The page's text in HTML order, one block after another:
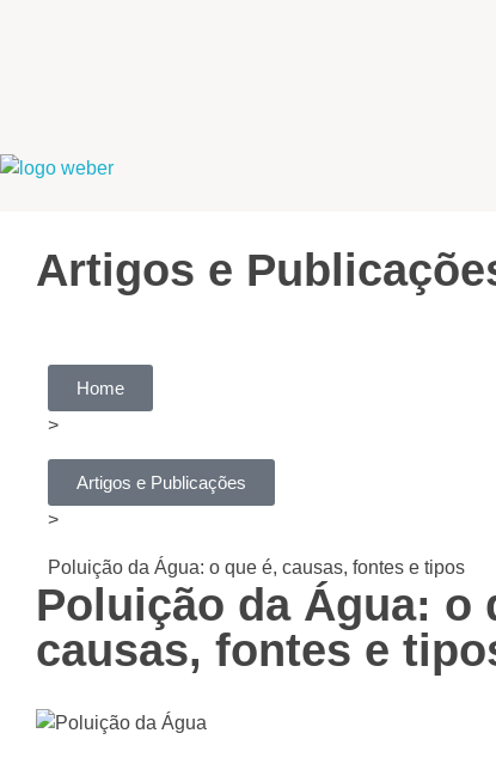
Artigos e
Home
>
Artigos e Publicações
>
Poluição da Água: o que é, causas, fontes e tipos
Poluição da Água: o
causas, fontes e